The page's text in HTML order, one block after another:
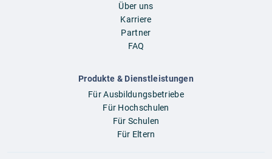
Über uns
Karriere
Partner
FAQ
Produkte & Dienstleistungen
Für Ausbildungsbetriebe
Für Hochschulen
Für Schulen
Für Eltern